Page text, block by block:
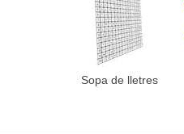
Sopa de lletres